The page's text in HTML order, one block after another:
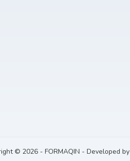
© 2026 - FORMAQIN - Developed by